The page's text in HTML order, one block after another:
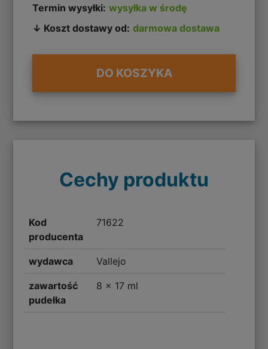
Termin wysyłki: wysyłka w środę
↓ Koszt dostawy od: darmowa dostawa
DO KOSZYKA
Cechy produktu
Kod
producenta
71622
wydawca Vallejo
zawartość
pudełka
8 x 17 ml